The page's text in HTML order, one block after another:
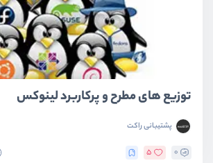
توزیع های مطرح و پرکاربرد لینوکس
پشتیبانی راکت
0
5